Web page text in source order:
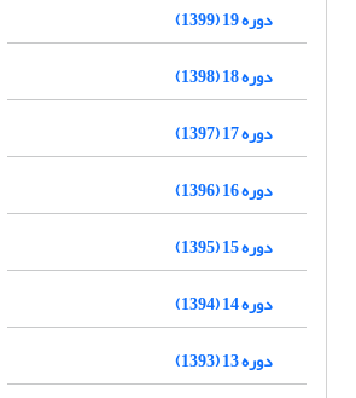
دوره 19 (1399)
دوره 18 (1398)
دوره 17 (1397)
دوره 16 (1396)
دوره 15 (1395)
دوره 14 (1394)
دوره 13 (1393)